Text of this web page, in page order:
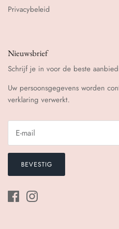
Privacybeleid
Nieuwsbrief
Schrijf je in voor de beste
Uw persoonsgegevens worden
verklaring verwerkt.
BEVESTIG